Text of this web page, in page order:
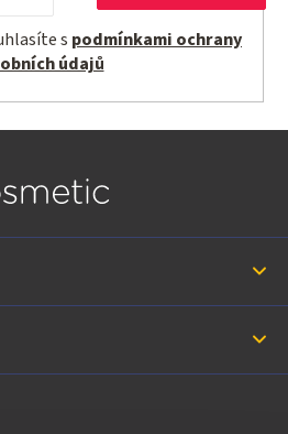
s podmínkami ochrany
údajů